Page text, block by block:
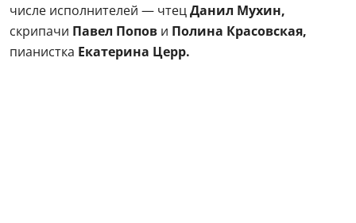
числе исполнителей — чтецДанил Мухин,
скрипачи Павел Попов и Полина Красовская,
пианистка Екатерина Церр.